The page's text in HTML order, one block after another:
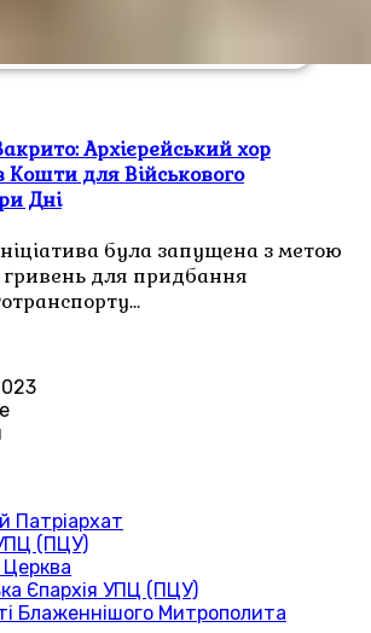
Архієрейський хор
Кошти для Військового
Дні
була запущена з метою
гривень для придбання
Патріархат
(ПЦУ)
Церква
Єпархія УПЦ (ПЦУ)
Блаженнішого Митрополита